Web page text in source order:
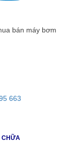
bán máy bơm
663
CHỮA